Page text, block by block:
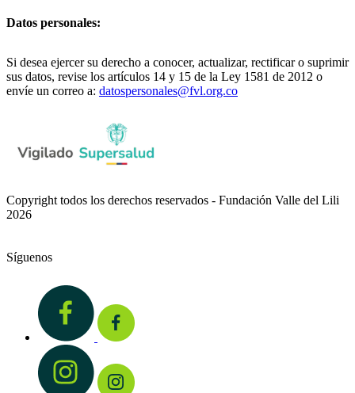
Datos personales:
Si desea ejercer su derecho a conocer, actualizar, rectificar o suprimir
sus datos, revise los artículos 14 y 15 de la Ley 1581 de 2012 o
envíe un correo a: datospersonales@fvl.org.co
Copyright todos los derechos reservados - Fundación Valle del Lili
2026
Síguenos